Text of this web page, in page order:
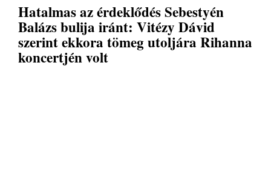
Hatalmas az érdeklődés Sebestyén
Balázs bulija iránt: Vitézy Dávid
szerint ekkora tömeg utoljára Rihanna
koncertjén volt